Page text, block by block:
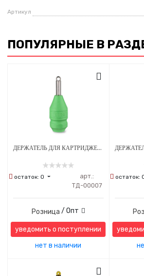
Артикул
ПОПУЛЯРНЫЕ В
ДЕРЖАТЕЛЬ ДЛЯ КАРТРИДЖЕЙ EZ TATTOO 25 ММ ОДНОРАЗОВЫЙ СТЕРИЛЬНЫЙ ЗЕЛЕНЫЙ
остаток: 0
арт.:
ТД-00007
Розница / Опт
уведомить о поступлении
нет в наличии
остаток: